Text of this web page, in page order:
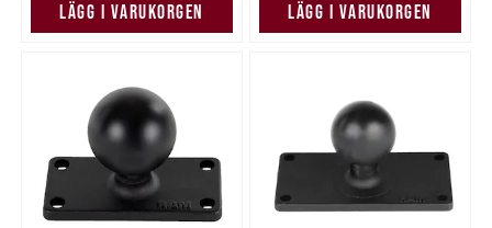
LÄGG I VARUKORGEN LÄGG I VARUKORGEN